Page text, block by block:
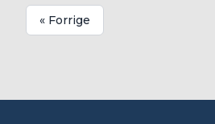
« Forrige